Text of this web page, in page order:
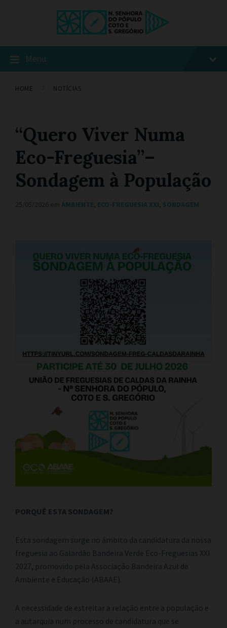
Menu
HOME NOTÍCIAS
“Quero Viver Numa
Eco-Freguesia”–
Sondagem à População
25/05/2026 em AMBIENTE, ECO-FREGUESIA XXI, SONDAGEM
PORQUÊ ESTA SONDAGEM?
Esta sondagem surge no âmbito da candidatura da nossa
freguesia ao Galardão Bandeira Verde Eco-Freguesias XXI
2027, promovido pela Associação Bandeira Azul de
Ambiente e Educação (ABAAE).
A necessidade de estreitar a relação entre a população e
a autarquia num processo de candidatura que se